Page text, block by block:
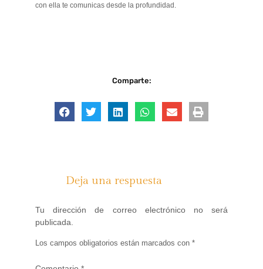
con ella te comunicas desde la profundidad.
Comparte:
Deja una respuesta
Tu dirección de correo electrónico no será
publicada.
Los campos obligatorios están marcados con *